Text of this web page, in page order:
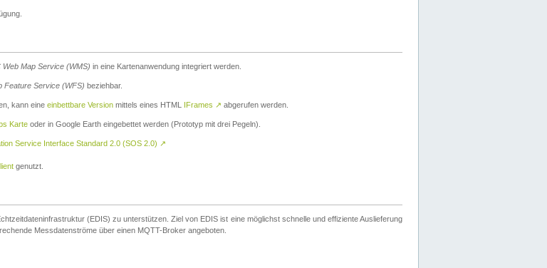
Web Map Service (WMS) in eine Kartenanwendung integriert werden.
Feature Service (WFS) beziehbar.
kann eine einbettbare Version mittels eines HTML IFrames ↗ abgerufen werden.
Karte oder in Google Earth eingebettet werden (Prototyp mit drei Pegeln).
Service Interface Standard 2.0 (SOS 2.0) ↗
genutzt.
(EDIS) zu unterstützen. Ziel von EDIS ist eine möglichst schnelle und effiziente Auslieferung
Messdatenströme über einen MQTT-Broker angeboten.